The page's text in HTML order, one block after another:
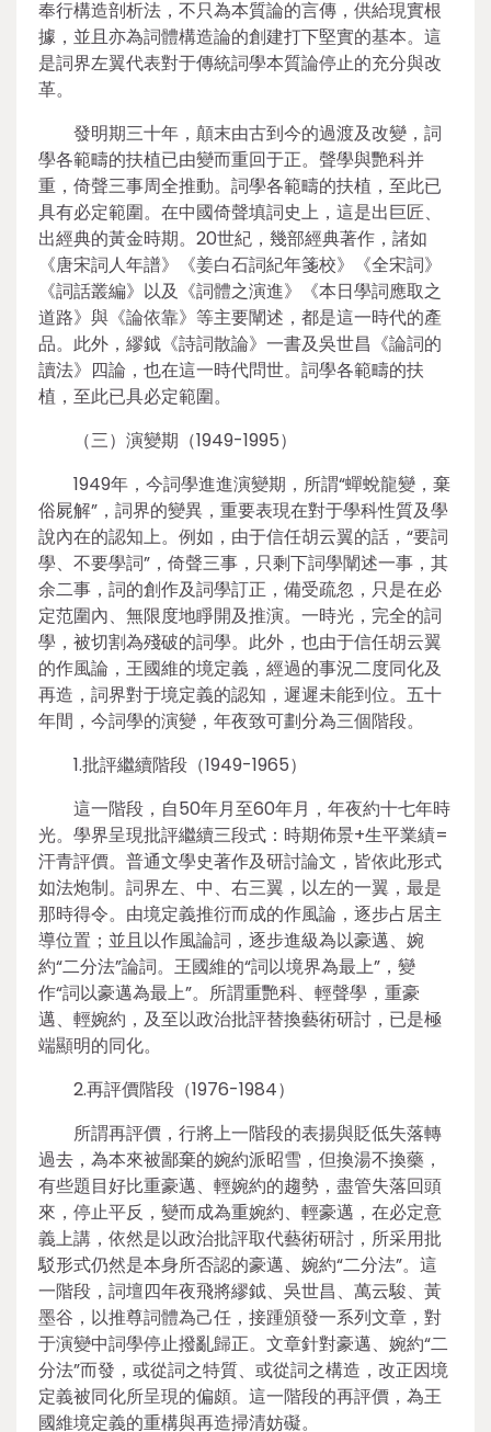
奉行構造剖析法，不只為本質論的言傳，供給現實根
據，並且亦為詞體構造論的創建打下堅實的基本。這
是詞界左翼代表對于傳統詞學本質論停止的充分與改
革。
發明期三十年，顛末由古到今的過渡及改變，詞
學各範疇的扶植已由變而重回于正。聲學與艷科并
重，倚聲三事周全推動。詞學各範疇的扶植，至此已
具有必定範圍。在中國倚聲填詞史上，這是出巨匠、
出經典的黃金時期。20世紀，幾部經典著作，諸如
《唐宋詞人年譜》《姜白石詞紀年箋校》《全宋詞》
《詞話叢編》以及《詞體之演進》《本日學詞應取之
道路》與《論依靠》等主要闡述，都是這一時代的產
品。此外，繆鉞《詩詞散論》一書及吳世昌《論詞的
讀法》四論，也在這一時代問世。詞學各範疇的扶
植，至此已具必定範圍。
（三）演變期（1949-1995）
1949年，今詞學進進演變期，所謂“蟬蛻龍變，棄
俗屍解”，詞界的變異，重要表現在對于學科性質及學
說內在的認知上。例如，由于信任胡云翼的話，“要詞
學、不要學詞”，倚聲三事，只剩下詞學闡述一事，其
余二事，詞的創作及詞學訂正，備受疏忽，只是在必
定范圍內、無限度地睜開及推演。一時光，完全的詞
學，被切割為殘破的詞學。此外，也由于信任胡云翼
的作風論，王國維的境定義，經過的事況二度同化及
再造，詞界對于境定義的認知，遲遲未能到位。五十
年間，今詞學的演變，年夜致可劃分為三個階段。
1.批評繼續階段（1949-1965）
這一階段，自50年月至60年月，年夜約十七年時
光。學界呈現批評繼續三段式：時期佈景+生平業績=
汗青評價。普通文學史著作及研討論文，皆依此形式
如法炮制。詞界左、中、右三翼，以左的一翼，最是
那時得令。由境定義推衍而成的作風論，逐步占居主
導位置；並且以作風論詞，逐步進級為以豪邁、婉
約“二分法”論詞。王國維的“詞以境界為最上”，變
作“詞以豪邁為最上”。所謂重艷科、輕聲學，重豪
邁、輕婉約，及至以政治批評替換藝術研討，已是極
端顯明的同化。
2.再評價階段（1976-1984）
所謂再評價，行將上一階段的表揚與貶低失落轉
過去，為本來被鄙棄的婉約派昭雪，但換湯不換藥，
有些題目好比重豪邁、輕婉約的趨勢，盡管失落回頭
來，停止平反，變而成為重婉約、輕豪邁，在必定意
義上講，依然是以政治批評取代藝術研討，所采用批
駁形式仍然是本身所否認的豪邁、婉約“二分法”。這
一階段，詞壇四年夜飛將繆鉞、吳世昌、萬云駿、黃
墨谷，以推尊詞體為己任，接踵頒發一系列文章，對
于演變中詞學停止撥亂歸正。文章針對豪邁、婉約“二
分法”而發，或從詞之特質、或從詞之構造，改正因境
定義被同化所呈現的偏頗。這一階段的再評價，為王
國維境定義的重構與再造掃清妨礙。